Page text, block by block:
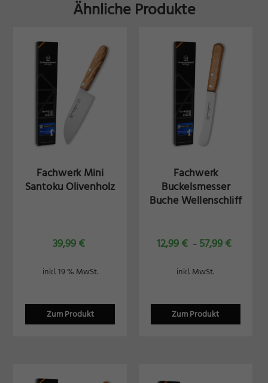
Ähnliche Produkte
Fachwerk Mini
Santoku Olivenholz
39,99 €
Zum Produkt
inkl. 19 % MwSt.
Fachwerk
Buckelsmesser
Buche Wellenschliff
12,99 € – 57,99 €
Zum Produkt
inkl. MwSt.